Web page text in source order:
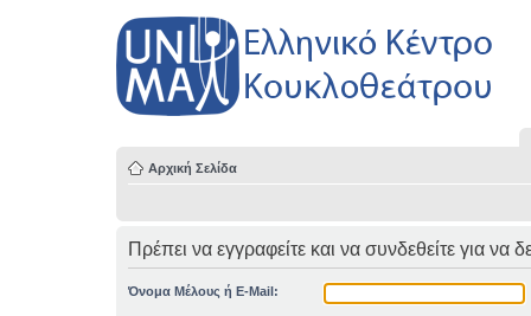
Αρχική Σελίδα
Πρέπει να εγγραφείτε και να συνδεθείτε για να
Όνομα Μέλους ή E-Mail: